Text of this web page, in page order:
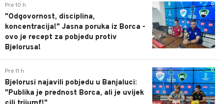
0
Pre 10 h
"Odgovornost, disciplina,
koncentracija!" Jasna poruka iz Borca -
ovo je recept za pobjedu protiv
Bjelorusa!
0
Pre 11 h
Bjelorusi najavili pobjedu u Banjaluci:
"Publika je prednost Borca, ali je uvijek